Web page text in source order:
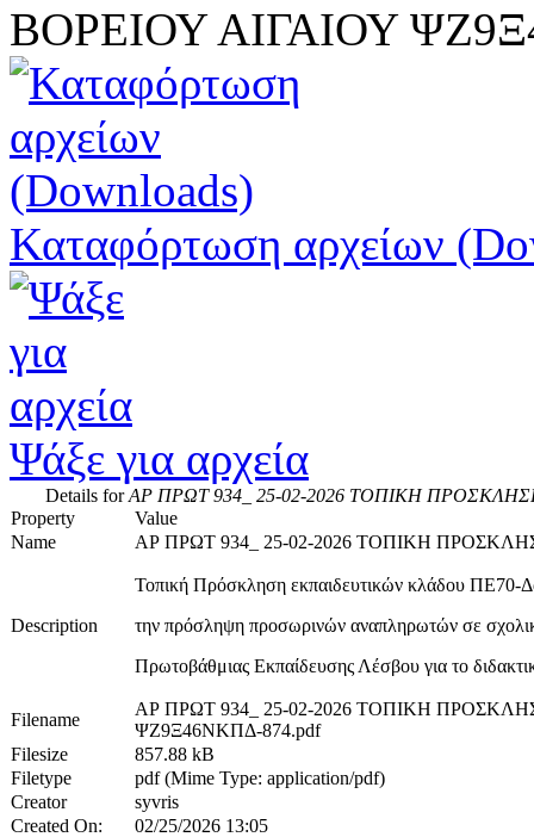
ΒΟΡΕΙΟΥ ΑΙΓΑΙΟΥ
Καταφόρτωση αρχείων
Ψάξε για αρχεία
Details forΑΡ ΠΡΩΤ 934_ 25-02-2026 ΤΟΠΙΚΗ
Property
Value
Name
ΑΡ ΠΡΩΤ 934_ 25-02-2026 ΤΟΠΙΚΗ
Description
Τοπική Πρόσκληση εκπαιδευτικών κλάδου ΠΕ70-
την πρόσληψη προσωρινών αναπληρωτών σε
Πρωτοβάθμιας Εκπαίδευσης Λέσβου για το
Filename
ΑΡ ΠΡΩΤ 934_ 25-02-2026 ΤΟΠΙΚΗ
ΨΖ9Ξ46ΝΚΠΔ-874.pdf
Filesize
857.88 kB
Filetype
pdf (Mime Type: application/pdf)
Creator
syvris
Created On:
02/25/2026 13:05